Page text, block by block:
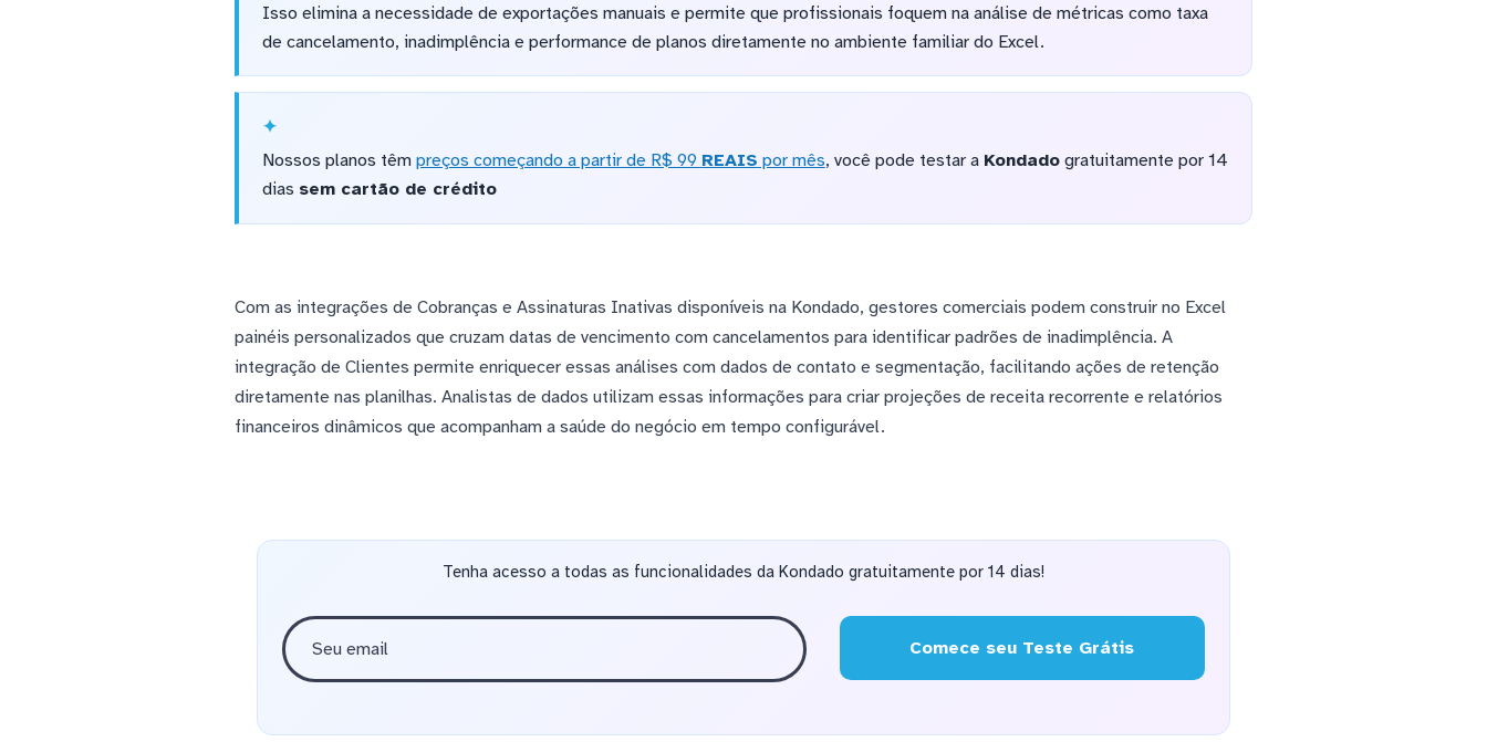
Isso elimina a necessidade de exportações manuais e permite que profissionais foquem na análise de métricas como taxa
de cancelamento, inadimplência e performance de planos diretamente no ambiente familiar do Excel.
Nossos planos têm preços começando a partir de R$ 99 REAIS por mês, você pode testar a Kondadogratuitamente por 14
dias sem cartão de crédito
Com as integrações de Cobranças e Assinaturas Inativas disponíveis na Kondado, gestores comerciais podem construir no Excel
painéis personalizados que cruzam datas de vencimento com cancelamentos para identificar padrões de inadimplência. A
integração de Clientes permite enriquecer essas análises com dados de contato e segmentação, facilitando ações de retenção
diretamente nas planilhas. Analistas de dados utilizam essas informações para criar projeções de receita recorrente e relatórios
financeiros dinâmicos que acompanham a saúde do negócio em tempo configurável.
Tenha acesso a todas as funcionalidades da Kondado gratuitamente por 14 dias!
Comece seu Teste Grátis